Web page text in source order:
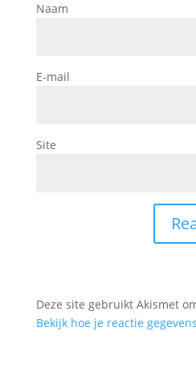
Naam
E-mail
Site
Deze site gebruikt Akismet
Bekijk hoe je reactie